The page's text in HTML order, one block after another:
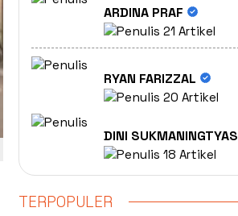
ARDINA PRAF
21 Artikel
RYAN FARIZZAL
20 Artikel
DINI SUKMANINGTYAS
18 Artikel
TERPOPULER